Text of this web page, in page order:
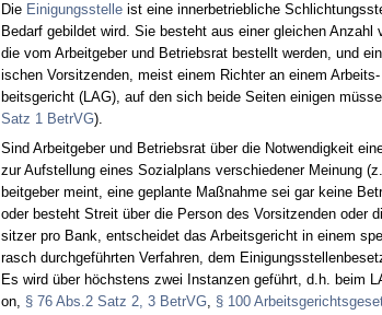
Die Ei­ni­gungs­stel­leist ei­ne in­ner­be­trieb­li­che
Be­darf ge­bil­det wird. Sie be­steht aus ei­ner glei­chen An­zahl
die vom Ar­beit­ge­ber und Be­triebs­rat be­stellt wer­den, und
ischen Vor­sit­zen­den, meist ei­nem Rich­ter an ei­nem
beits­ge­richt (LAG), auf den sich bei­de Sei­ten ei­ni­gen
Satz 1 Be­trVG).
Sind Ar­beit­ge­ber und Be­triebs­rat über die Not­wen­dig­keit
zur Auf­stel­lung ei­nes So­zi­al­plans ver­schie­de­ner Mei­nung
beit­ge­ber meint, ei­ne ge­plan­te Maßnah­me sei gar kei­ne
oder be­steht Streit über die Per­son des Vor­sit­zen­den oder
sit­zer pro Bank, ent­schei­det das Ar­beits­ge­richt in ei­nem
rasch durch­geführ­ten Ver­fah­ren, dem
Es wird über höchs­tens zwei In­stan­zen geführt, d.h. beim
on, § 76 Abs.2 Satz 2, 3 Be­trVG, § 100